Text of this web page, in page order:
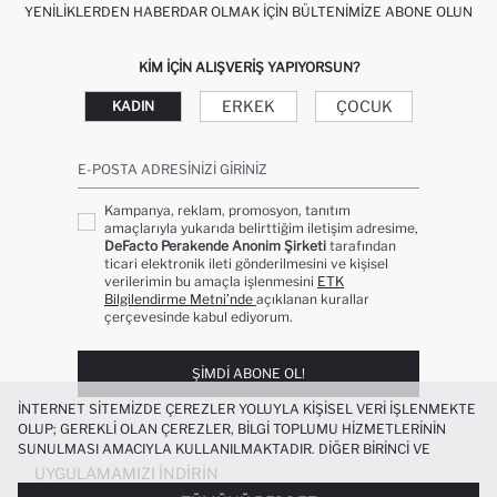
YENILIKLERDEN HABERDAR OLMAK İÇIN BÜLTENIMIZE ABONE OLUN
KIM IÇIN ALIŞVERIŞ YAPIYORSUN?
KADIN ERKEK ÇOCUK
E-POSTA ADRESINIZI GIRINIZ
Kampanya, reklam, promosyon, tanıtım
amaçlarıyla yukarıda belirttiğim iletişim adresime,
DeFacto Perakende Anonim Şirketi tarafından
ticari elektronik ileti gönderilmesini ve kişisel
verilerimin bu amaçla işlenmesini ETK
Bilgilendirme Metni’nde açıklanan kurallar
çerçevesinde kabul ediyorum.
ŞIMDI ABONE OL!
UYGULAMAMIZI İNDIRIN
İNTERNET SITEMIZDE ÇEREZLER YOLUYLA KIŞISEL VERI IŞLENMEKTE
OLUP; GEREKLI OLAN ÇEREZLER, BILGI TOPLUMU HIZMETLERININ
SUNULMASI AMACIYLA KULLANILMAKTADIR. DIĞER BIRINCI VE
ÜÇÜNCÜ TARAF ÇEREZLER ISE SIZE DAHA IYI BIR ALIŞVERIŞ
DENEYIMI SUNULABILMESI, SITEMIZIN DAHA IŞLEVSEL KILINMASI VE